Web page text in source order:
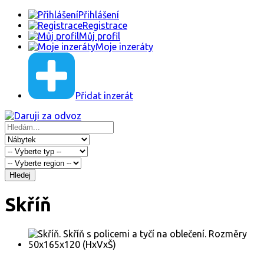
Přihlášení
Registrace
Můj profil
Moje inzeráty
Přidat inzerát
Hledej
Skříň